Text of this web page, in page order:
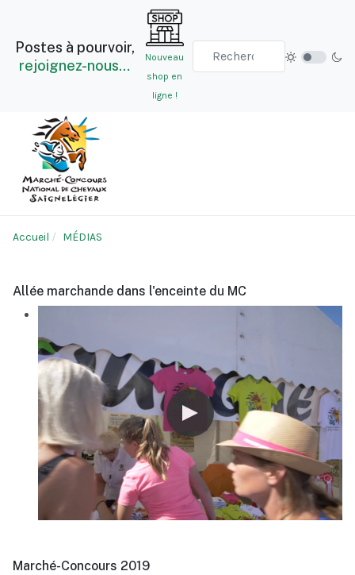
Postes à pourvoir,
rejoignez-nous…
Nouveau
shop en
ligne !
Accueil MÉDIAS
Allée marchande dans l'enceinte du MC
Marché-Concours 2019